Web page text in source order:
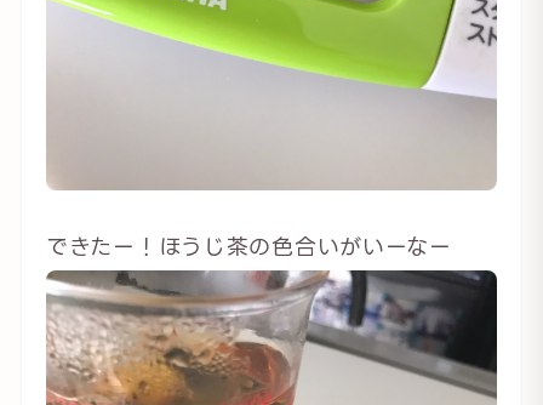
できたー！ほうじ茶の色合いがいーなー